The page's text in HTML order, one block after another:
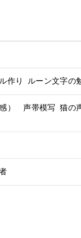
り ルーン文字の
） 声帯模写 猫の